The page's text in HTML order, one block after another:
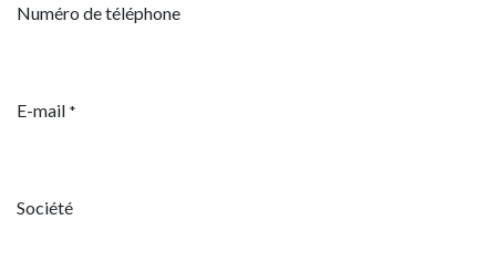
Numéro de téléphone
E-mail *
Société